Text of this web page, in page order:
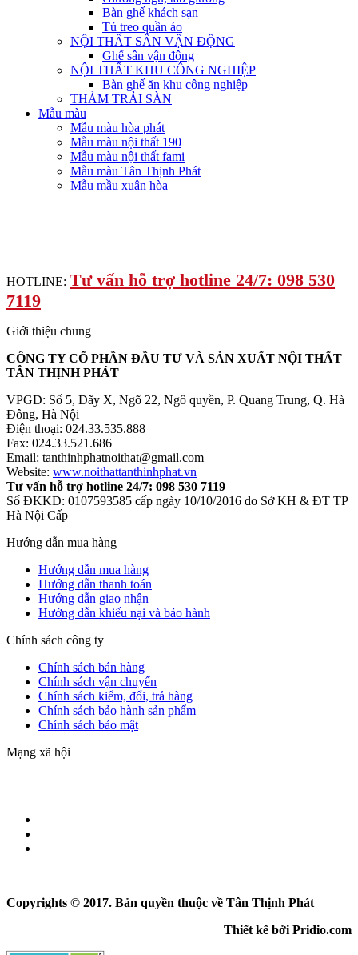
Bàn ghế khách sạn
Tủ treo quần áo
NỘI THẤT SÂN VẬN ĐỘNG
Ghế sân vận động
NỘI THẤT KHU CÔNG NGHIỆP
Bàn ghế ăn khu công nghiệp
THẢM TRẢI SÀN
Mẫu màu
Mẫu màu hòa phát
Mẫu màu nội thất 190
Mẫu màu nội thất fami
Mẫu màu Tân Thịnh Phát
Mẫu mầu xuân hòa
HOTLINE: Tư vấn hỗ trợ hotline 24/7: 098 530
7119
Giới thiệu chung
CÔNG TY CỔ PHẦN ĐẦU TƯ VÀ SẢN XUẤT NỘI THẤT
TÂN THỊNH PHÁT
VPGD: Số 5, Dãy X, Ngõ 22, Ngô quyền, P. Quang Trung, Q. Hà
Đông, Hà Nội
Điện thoại: 024.33.535.888
Fax: 024.33.521.686
Email: tanthinhphatnoithat@gmail.com
Website: www.noithattanthinhphat.vn
Tư vấn hỗ trợ hotline 24/7: 098 530 7119
Số ĐKKD: 0107593585 cấp ngày 10/10/2016 do Sở KH & ĐT TP
Hà Nội Cấp
Hướng dẫn mua hàng
Hướng dẫn mua hàng
Hướng dẫn thanh toán
Hướng dẫn giao nhận
Hướng dẫn khiếu nại và bảo hành
Chính sách công ty
Chính sách bán hàng
Chính sách vận chuyển
Chính sách kiểm, đổi, trả hàng
Chính sách bảo hành sản phẩm
Chính sách bảo mật
Mạng xã hội
Copyrights © 2017. Bản quyền thuộc về Tân Thịnh Phát
Thiết kế bởi Pridio.com